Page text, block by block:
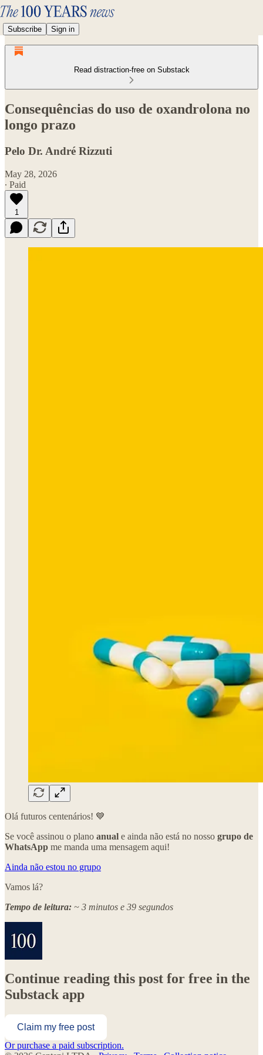
Subscribe Sign in
Read distraction-free on Substack
Consequências do uso de oxandrolona no
longo prazo
Pelo Dr. André Rizzuti
May 28, 2026
∙ Paid
1
Olá futuros centenários! 💙
Se você assinou o plano anual e ainda não está no nosso grupo de
WhatsApp me manda uma mensagem aqui!
Ainda não estou no grupo
Vamos lá?
Tempo de leitura: ~ 3 minutos e 39 segundos
Continue reading this post for free in the
Substack app
Claim my free post
Or purchase a paid subscription.